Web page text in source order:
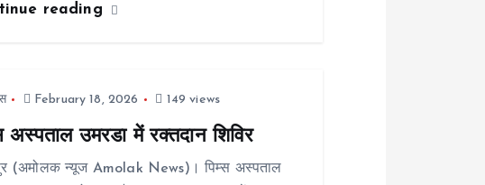
reading
February 18, 2026 149 views
अस्पताल उमरडा में रक्तदान शिविर
(अमोलक न्यूज Amolak News)। पिम्स अस्पताल